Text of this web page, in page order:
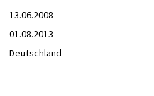
13.06.2008
01.08.2013
Deutschland